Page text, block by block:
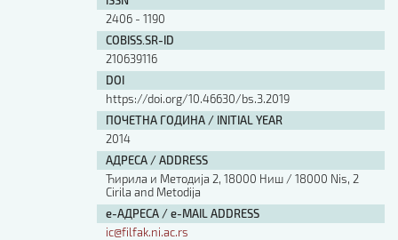
2406 - 1190
COBISS.SR-ID
210639116
DOI
https://doi.org/10.46630/bs.3.2019
ПОЧЕТНА ГОДИНА / INITIAL YEAR
2014
АДРЕСА / ADDRESS
Ћирила и Методија 2, 18000 Ниш / 18000 Nis, 2
Cirila and Metodija
е-АДРЕСА / e-MAIL ADDRESS
ic@filfak.ni.ac.rs